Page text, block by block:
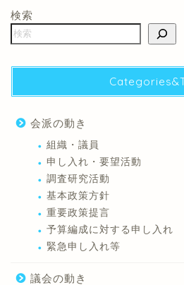
検索
会派の動き
組織・議員
申し入れ・要望活動
調査研究活動
基本政策方針
重要政策提言
予算編成に対する申し入れ
緊急申し入れ等
議会の動き